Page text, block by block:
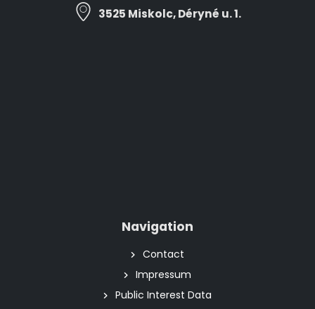
3525 Miskolc, Déryné u. 1.
Navigation
Contact
Impressum
Public Interest Data